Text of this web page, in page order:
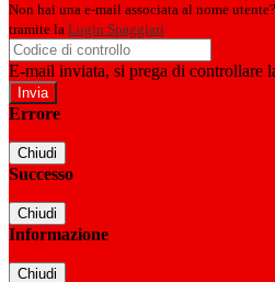
Non hai una e-mail associata al nome
tramite la Login Spaggiari
E-mail inviata, si prega di controllare
Errore
Chiudi
Successo
Chiudi
Informazione
Chiudi